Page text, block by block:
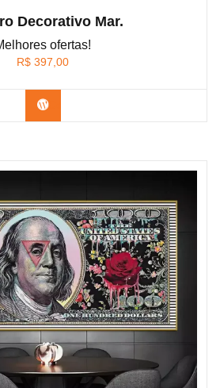
Decorativo Mar.
ofertas!
R$ 397,00
Confira os modelos